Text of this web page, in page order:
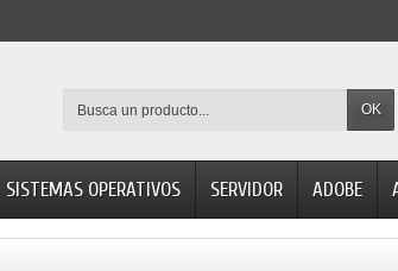
OK
SISTEMAS OPERATIVOS SERVIDOR ADOBE